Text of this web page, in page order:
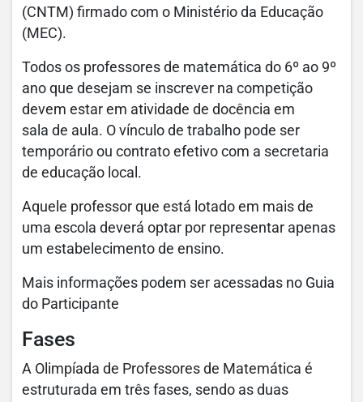
(CNTM) firmado com o Ministério da Educação
(MEC).
Todos os professores de matemática do 6º ao 9º
ano que desejam se inscrever na competição
devem estar em atividade de docência em
sala de aula. O vínculo de trabalho pode ser
temporário ou contrato efetivo com a secretaria
de educação local.
Aquele professor que está lotado em mais de
uma escola deverá optar por representar apenas
um estabelecimento de ensino.
Mais informações podem ser acessadas no Guia
do Participante
Fases
A Olimpíada de Professores de Matemática é
estruturada em três fases, sendo as duas